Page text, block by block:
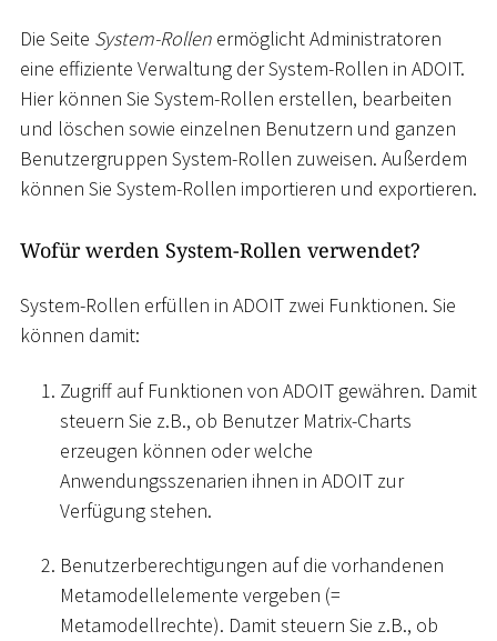
Die Seite System-Rollen ermöglicht Administratoren
eine effiziente Verwaltung der System-Rollen in ADOIT.
Hier können Sie System-Rollen erstellen, bearbeiten
und löschen sowie einzelnen Benutzern und ganzen
Benutzergruppen System-Rollen zuweisen. Außerdem
können Sie System-Rollen importieren und exportieren.
Wofür werden System-Rollen verwendet?
System-Rollen erfüllen in ADOIT zwei Funktionen. Sie
können damit:
Zugriff auf Funktionen von ADOIT gewähren. Damit
steuern Sie z.B., ob Benutzer Matrix-Charts
erzeugen können oder welche
Anwendungsszenarien ihnen in ADOIT zur
Verfügung stehen.
Benutzerberechtigungen auf die vorhandenen
Metamodellelemente vergeben (=
Metamodellrechte). Damit steuern Sie z.B., ob